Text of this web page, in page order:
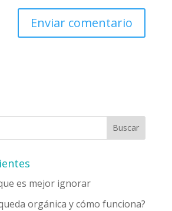
es mejor ignorar
orgánica y cómo funciona?